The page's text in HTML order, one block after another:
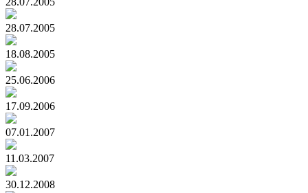
28.07.2005
18.08.2005
25.06.2006
17.09.2006
07.01.2007
11.03.2007
30.12.2008